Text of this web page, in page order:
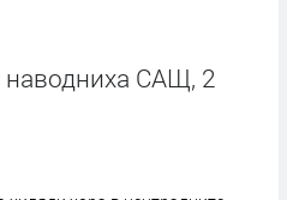
САЩ, 2